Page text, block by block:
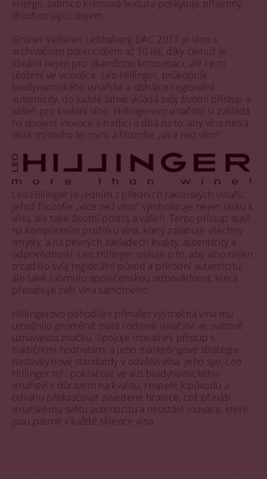
energii, zatímco krémová textura poskytuje příjemný,
dlouhotrvající dojem.
Grüner Veltliner Leithaberg DAC 2017 je víno s
archivačním potenciálem až 10 let, díky čemuž je
ideální nejen pro okamžitou konzumaci, ale i pro
uložení ve vinotéce. Leo Hillinger, průkopník
biodynamického vinařství a obhájce regionální
autenticity, do každé lahve vkládá svůj životní přístup a
vášeň pro kvalitní víno. Hillingerovo vinařství si zakládá
na spojení inovace s tradicí a dbá na to, aby vína nesla
otisk místního terroiru a filozofie „více než víno“.
Leo Hillinger je jedním z předních rakouských vinařů,
jehož filozofie „více než víno“ symbolizuje nejen lásku k
vínu, ale také životní postoj a vášeň. Tento přístup staví
na komplexním prožitku vína, který zasahuje všechny
smysly, a na pevných základech kvality, autenticity a
odpovědnosti. Leo Hillinger usiluje o to, aby víno nejen
zrcadlilo svůj regionální původ a přírodní autenticitu,
ale také zahrnulo společenskou odpovědnost, která
přesahuje svět vína samotného.
Hillingerovo odhodlání přinášet výjimečná vína mu
umožnilo proměnit malé rodinné vinařství ve světově
uznávanou značku. Spojuje inovativní přístup s
tradičními hodnotami a jeho marketingové strategie
nastavily nové standardy v odvětví vína. Jeho syn, Leo
Hillinger ml., pokračuje ve vizi biodynamického
vinařství s důrazem na kvalitu, respekt k původu a
odvahu překračovat zavedené hranice, což přináší
vinařskému světu autenticitu a neustálé inovace, které
jsou patrné v každé sklence vína.